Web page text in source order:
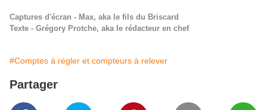
Captures d'écran - Max, aka le fils du Briscard
Texte - Grégory Protche, aka le rédacteur en chef
#Comptes à régler et compteurs à relever
Partager